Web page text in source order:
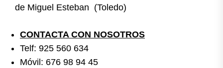
de Miguel Esteban (Toledo)
CONTACTA CON NOSOTROS
Telf: 925 560 634
Móvil: 676 98 94 45